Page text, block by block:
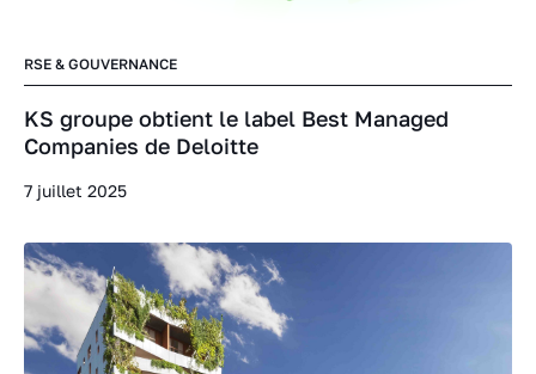
RSE & GOUVERNANCE
KS groupe obtient le label Best Managed
Companies de Deloitte
7 juillet 2025